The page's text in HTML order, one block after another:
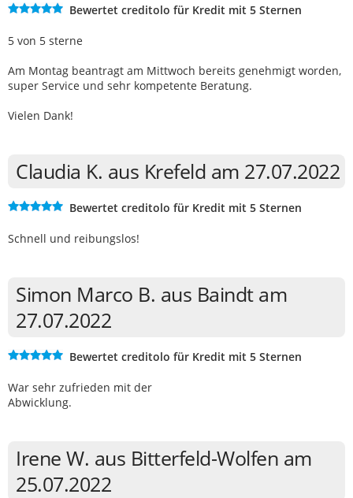
Bewertet creditolo für Kredit mit 5 Sternen
5 von 5 sterne
Am Montag beantragt am Mittwoch bereits genehmigt worden,
super Service und sehr kompetente Beratung.
Vielen Dank!
Claudia K. aus Krefeld am 27.07.2022
Bewertet creditolo für Kredit mit 5 Sternen
Schnell und reibungslos!
Simon Marco B. aus Baindt am
27.07.2022
Bewertet creditolo für Kredit mit 5 Sternen
War sehr zufrieden mit der
Abwicklung.
Irene W. aus Bitterfeld-Wolfen am
25.07.2022